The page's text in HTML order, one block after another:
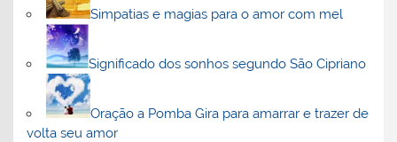
Simpatias e magias para o amor com mel
Significado dos sonhos segundo São Cipriano
Oração a Pomba Gira para amarrar e trazer de
volta seu amor